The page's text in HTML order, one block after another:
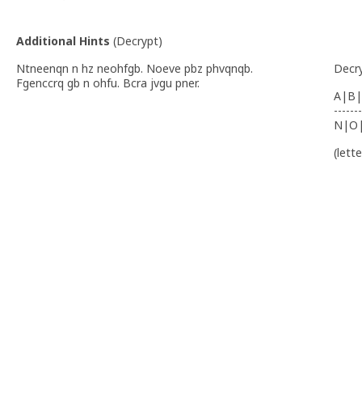
Additional Hints (Decrypt)
Ntneenqn n hz neohfgb. Noeve pbz phvqnqb.
Fgenccrq gb n ohfu. Bcra jvgu pner.